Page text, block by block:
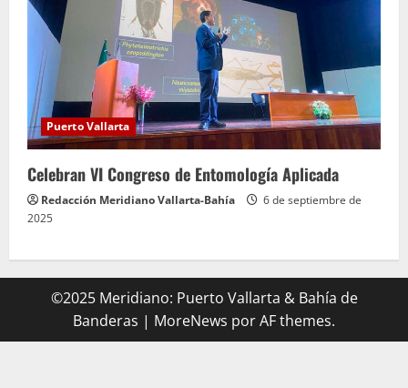
Puerto Vallarta
Celebran VI Congreso de Entomología Aplicada
Redacción Meridiano Vallarta-Bahía
6 de septiembre de
2025
©2025 Meridiano: Puerto Vallarta & Bahía de
Banderas | MoreNews por AF themes.